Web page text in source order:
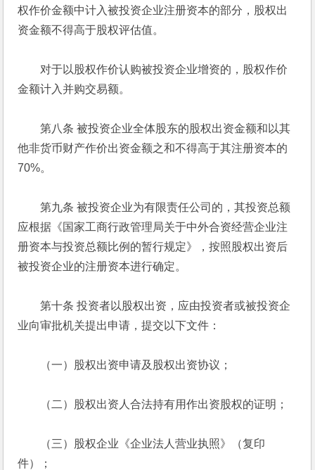
权作价金额中计入被投资企业注册资本的部分，股权出
资金额不得高于股权评估值。
对于以股权作价认购被投资企业增资的，股权作价
金额计入并购交易额。
第八条 被投资企业全体股东的股权出资金额和以其
他非货币财产作价出资金额之和不得高于其注册资本的
70%。
第九条 被投资企业为有限责任公司的，其投资总额
应根据《国家工商行政管理局关于中外合资经营企业注
册资本与投资总额比例的暂行规定》，按照股权出资后
被投资企业的注册资本进行确定。
第十条 投资者以股权出资，应由投资者或被投资企
业向审批机关提出申请，提交以下文件：
（一）股权出资申请及股权出资协议；
（二）股权出资人合法持有用作出资股权的证明；
（三）股权企业《企业法人营业执照》（复印
件）；